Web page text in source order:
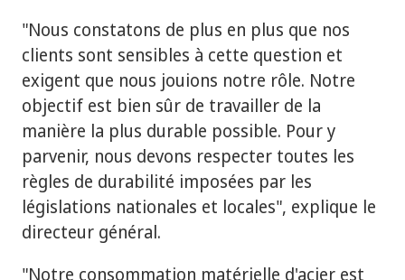
"Nous constatons de plus en plus que nos
clients sont sensibles à cette question et
exigent que nous jouions notre rôle. Notre
objectif est bien sûr de travailler de la
manière la plus durable possible. Pour y
parvenir, nous devons respecter toutes les
règles de durabilité imposées par les
législations nationales et locales", explique le
directeur général.
"Notre consommation matérielle d'acier est